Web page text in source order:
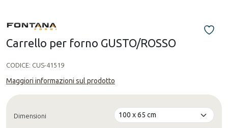
Carrello per forno GUSTO/ROSSO
CODICE: CUS-41519
Maggiori informazioni sul prodotto
Dimensioni